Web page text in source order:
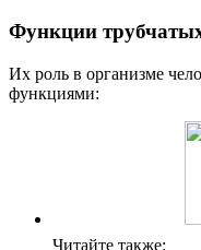
Функции
Их роль в организме
функциями:
Читайте также: